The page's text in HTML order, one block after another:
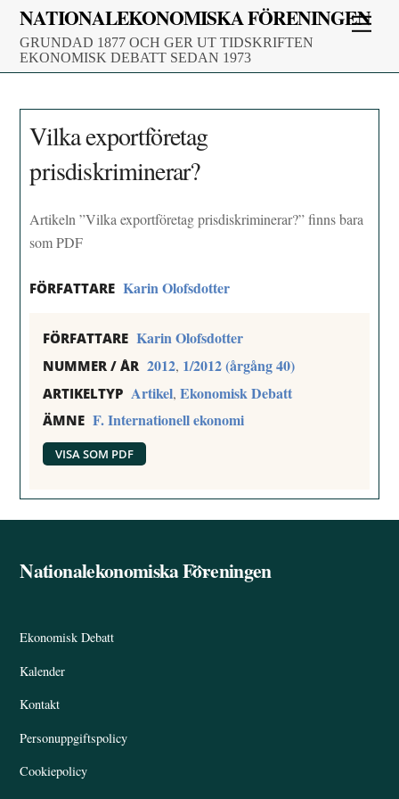
Skip
content
NATIONALEKONOMISKA FÖRENINGEN
GRUNDAD 1877 OCH GER UT TIDSKRIFTEN
EKONOMISK DEBATT SEDAN 1973
Vilka exportföretag
prisdiskriminerar?
Artikeln ”Vilka exportföretag prisdiskriminerar?” finns bara
som PDF
FÖRFATTARE Karin Olofsdotter
FÖRFATTARE Karin Olofsdotter
NUMMER / ÅR 2012, 1/2012 (årgång 40)
ARTIKELTYP Artikel,Ekonomisk Debatt
ÄMNE F. Internationell ekonomi
VISA SOM PDF
Back
Nationalekonomiska Föreningen
Ekonomisk Debatt
Kalender
Kontakt
Personuppgiftspolicy
Cookiepolicy